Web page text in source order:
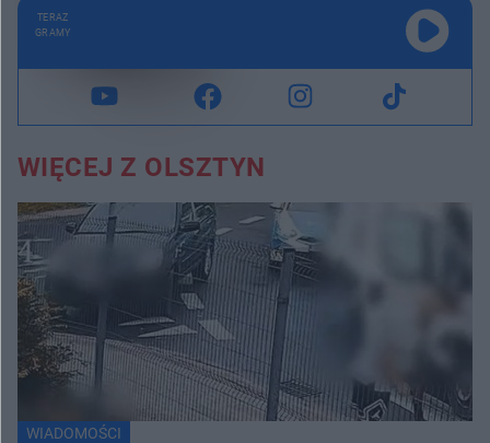
TERAZ
GRAMY
WIĘCEJ Z OLSZTYN
WIADOMOŚCI